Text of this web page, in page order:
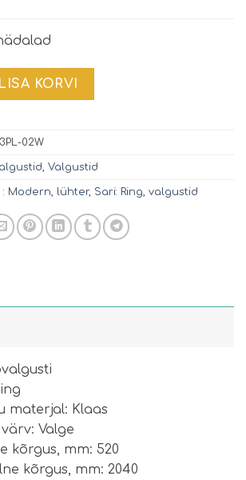
| MOD013PL-02W kogus
LISA KORVI
02W
Valgustid
: Modern lühter, Sari: Ring valgustid
materjal: Klaas
Valge
kõrgus, mm: 520
kõrgus, mm: 2040